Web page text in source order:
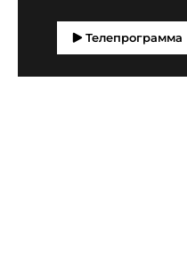
Телепрограмма